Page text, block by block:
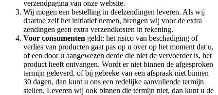
verzendpagina van onze website.
Wij mogen een bestelling in deelzendingen leveren. Als wij
daartoe zelf het initiatief nemen, brengen wij voor de extra
zendingen geen extra verzendkosten in rekening.
Voor consumenten geldt: het risico van beschadiging of
verlies van producten gaat pas op u over op het moment dat u,
of een door u aangewezen derde die niet de vervoerder is, het
product heeft ontvangen. Wordt er niet binnen de afgesproken
termijn geleverd, of bij gebreke van een afspraak niet binnen
30 dagen, dan kunt u ons een redelijke aanvullende termijn
stellen. Leveren wij ook binnen die termijn niet, dan kunt u de